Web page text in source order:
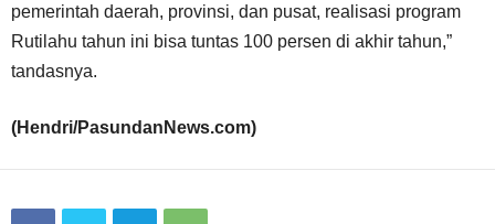
pemerintah daerah, provinsi, dan pusat, realisasi program
Rutilahu tahun ini bisa tuntas 100 persen di akhir tahun,”
tandasnya.
(Hendri/PasundanNews.com)